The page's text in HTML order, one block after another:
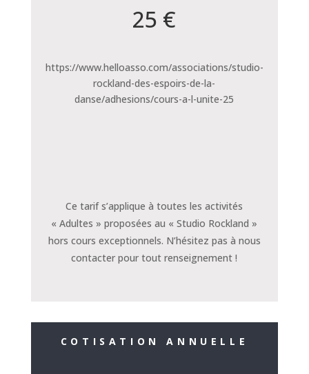
25 €
https://www.helloasso.com/associations/studio-
rockland-des-espoirs-de-la-
danse/adhesions/cours-a-l-unite-25
Ce tarif s’applique à toutes les activités
« Adultes » proposées au « Studio Rockland »
hors cours exceptionnels. N’hésitez pas à nous
contacter pour tout renseignement !
COTISATION ANNUELLE